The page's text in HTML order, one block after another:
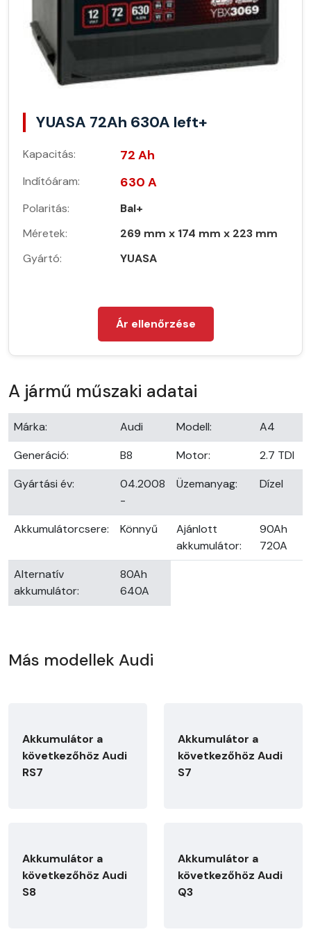
YUASA 72Ah 630A left+
Kapacitás: 72 Ah
Indítóáram: 630 A
Polaritás:
Bal+
Méretek:
269 mm x 174 mm x 223 mm
Gyártó:
YUASA
Ár ellenőrzése
A jármű műszaki adatai
Márka: Audi Modell:
A4
Generáció:
B8 Motor:
2.7 TDI
Gyártási év:
04.2008
-
Üzemanyag: Dízel
Akkumulátorcsere: Könnyű
Ajánlott
akkumulátor:
90Ah
720A
Alternatív
akkumulátor:
80Ah
640A
Más modellek Audi
Akkumulátor a
következőhöz Audi
RS7
Akkumulátor a
következőhöz Audi
S7
Akkumulátor a
következőhöz Audi
S8
Akkumulátor a
következőhöz Audi
Q3